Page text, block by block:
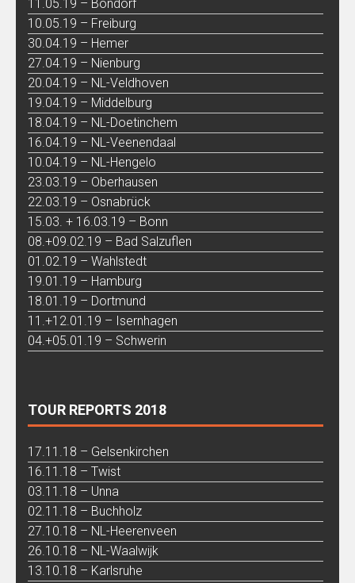
11.05.19 – Bondorf
10.05.19 – Freiburg
30.04.19 – Hemer
27.04.19 – Nienburg
20.04.19 – NL-Veldhoven
19.04.19 – Middelburg
18.04.19 – NL-Doetinchem
16.04.19 – NL-Veenendaal
10.04.19 – NL-Hengelo
23.03.19 – Oberhausen
22.03.19 – Osnabrück
15.03. + 16.03.19 – Bonn
08.+09.02.19 – Bad Salzuflen
01.02.19 – Wahlstedt
19.01.19 – Hamburg
18.01.19 – Dortmund
11.+12.01.19 – Isernhagen
04.+05.01.19 – Schwerin
TOUR REPORTS 2018
17.11.18 – Gelsenkirchen
16.11.18 – Twist
03.11.18 – Unna
02.11.18 – Buchholz
27.10.18 – NL-Heerenveen
26.10.18 – NL-Waalwijk
13.10.18 – Karlsruhe